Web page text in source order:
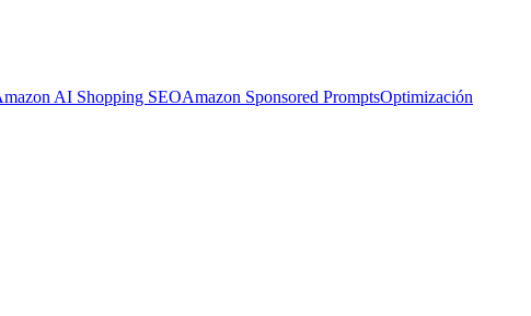
AI Shopping SEOAmazon Sponsored PromptsOptimización